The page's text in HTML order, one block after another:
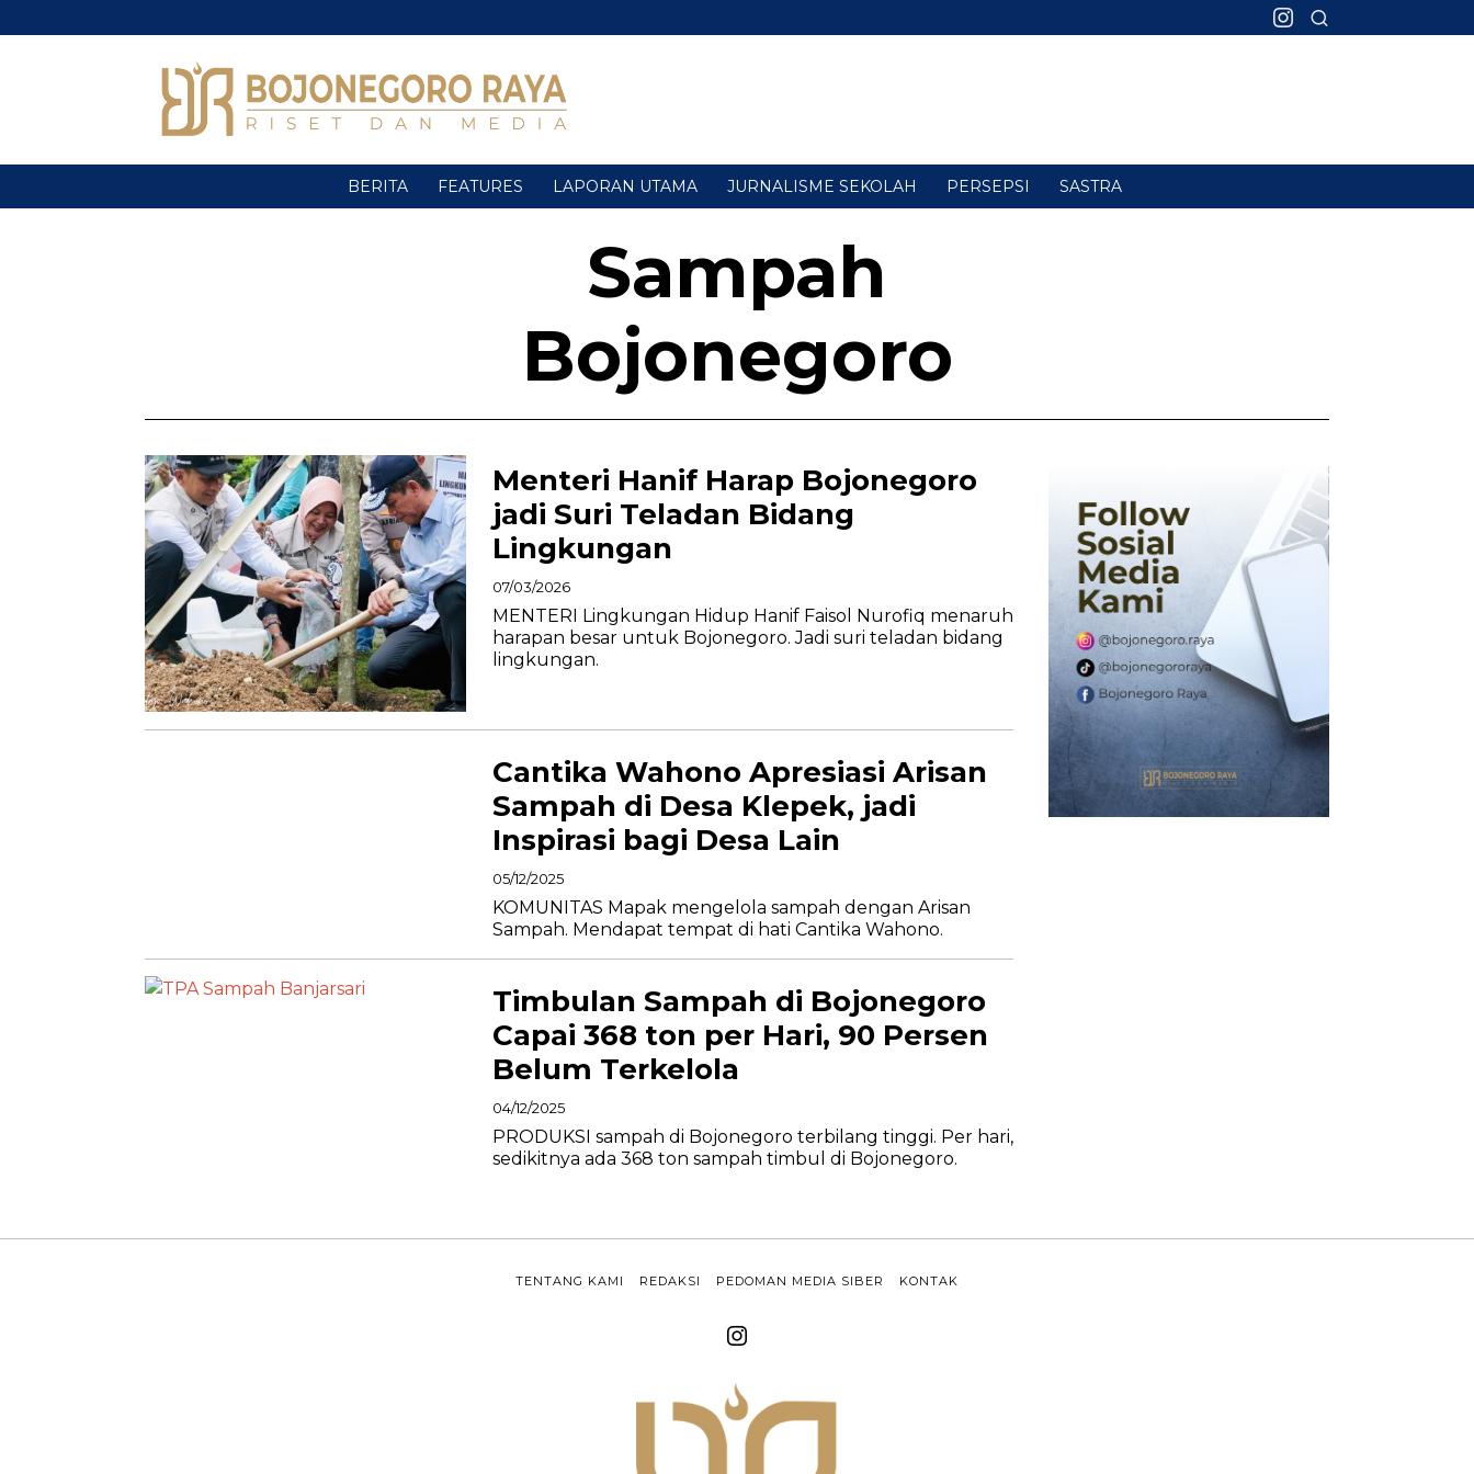
BERITA FEATURES LAPORAN UTAMA JURNALISME SEKOLAH PERSEPSI SASTRA
Sampah
Bojonegoro
Menteri Hanif Harap Bojonegoro
jadi Suri Teladan Bidang
Lingkungan
07/03/2026
MENTERI Lingkungan Hidup Hanif Faisol Nurofiq menaruh
harapan besar untuk Bojonegoro. Jadi suri teladan bidang
lingkungan.
Cantika Wahono Apresiasi Arisan
Sampah di Desa Klepek, jadi
Inspirasi bagi Desa Lain
05/12/2025
KOMUNITAS Mapak mengelola sampah dengan Arisan
Sampah. Mendapat tempat di hati Cantika Wahono.
Timbulan Sampah di Bojonegoro
Capai 368 ton per Hari, 90 Persen
Belum Terkelola
04/12/2025
PRODUKSI sampah di Bojonegoro terbilang tinggi. Per hari,
sedikitnya ada 368 ton sampah timbul di Bojonegoro.
TENTANG KAMI REDAKSI PEDOMAN MEDIA SIBER KONTAK